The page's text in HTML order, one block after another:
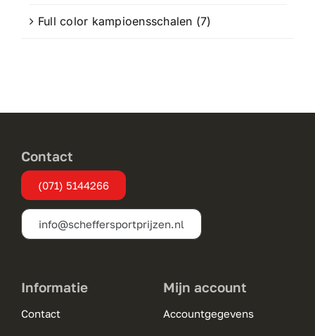
Full color kampioensschalen (7)
Contact
(071) 5144266
info@scheffersportprijzen.nl
Informatie
Contact
Mijn account
Accountgegevens